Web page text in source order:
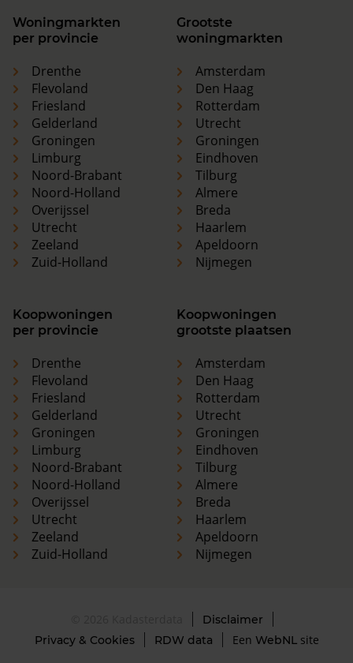
Woningmarkten
per provincie
Drenthe
Flevoland
Friesland
Gelderland
Groningen
Limburg
Noord-Brabant
Noord-Holland
Overijssel
Utrecht
Zeeland
Zuid-Holland
Grootste
woningmarkten
Amsterdam
Den Haag
Rotterdam
Utrecht
Groningen
Eindhoven
Tilburg
Almere
Breda
Haarlem
Apeldoorn
Nijmegen
Koopwoningen
per provincie
Drenthe
Flevoland
Friesland
Gelderland
Groningen
Limburg
Noord-Brabant
Noord-Holland
Overijssel
Utrecht
Zeeland
Zuid-Holland
Koopwoningen
grootste plaatsen
Amsterdam
Den Haag
Rotterdam
Utrecht
Groningen
Eindhoven
Tilburg
Almere
Breda
Haarlem
Apeldoorn
Nijmegen
Disclaimer
Privacy & Cookies
RDW data Een WebNLsite